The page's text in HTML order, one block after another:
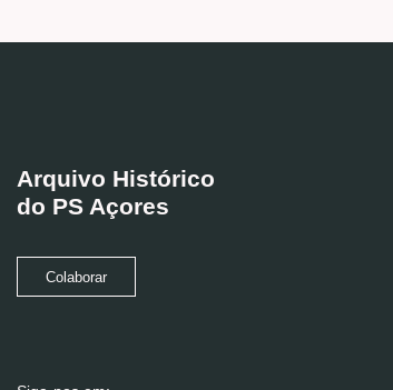
Arquivo Histórico
do PS Açores
Colaborar